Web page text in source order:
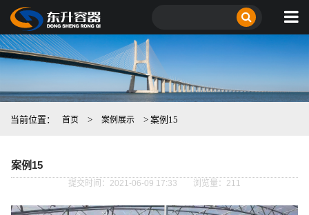
当前位置： 首页 > 案例展示 > 案例15
案例15
提交时间：2021-06-09 17:33 浏览量：211